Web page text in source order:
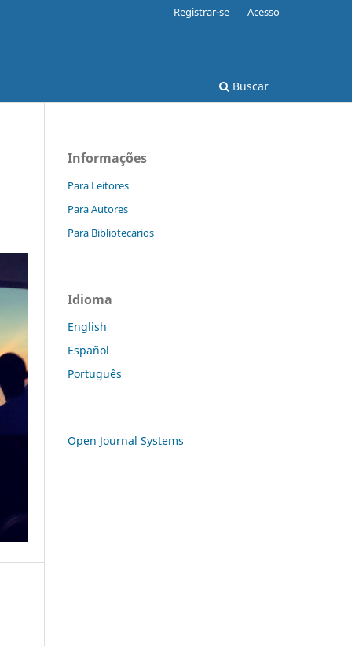
Buscar
Registrar-se Acesso
Informações
Para Leitores
Para Autores
Para Bibliotecários
Idioma
English
Español
Português
Open Journal Systems